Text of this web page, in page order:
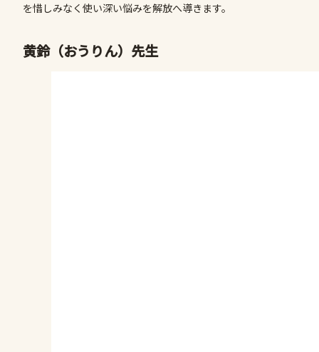
を惜しみなく使い深い悩みを解放へ導きます。
黄鈴（おうりん）先生